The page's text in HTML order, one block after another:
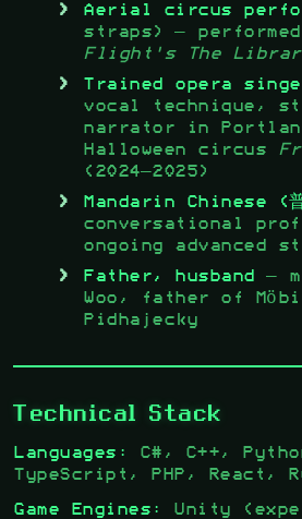
Aerial circus
straps) —
Flight's The
Trained opera
vocal technique,
narrator in
Halloween circus
(2024–2025)
Mandarin Chinese (
conversational
ongoing advanced
Father, husband
—
Woo, father of
Pidhajecky
Technical Stack
Languages:
C#, C++,
TypeScript, PHP, React,
Game Engines:
Unity